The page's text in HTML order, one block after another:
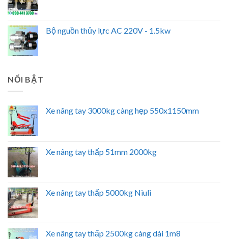
Bộ nguồn thủy lực AC 220V - 1.5kw
NỔI BẬT
Xe nâng tay 3000kg càng hẹp 550x1150mm
Xe nâng tay thấp 51mm 2000kg
Xe nâng tay thấp 5000kg Niuli
Xe nâng tay thấp 2500kg càng dài 1m8